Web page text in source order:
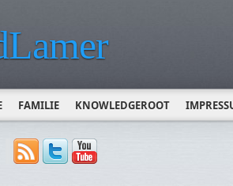
FAMILIE KNOWLEDGEROOT